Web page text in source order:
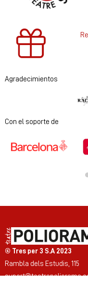
Agradecimientos
Diapositiva 1 de 2
Con el soporte de
© Tres per 3 S.A 2023
Rambla dels Estudis, 115